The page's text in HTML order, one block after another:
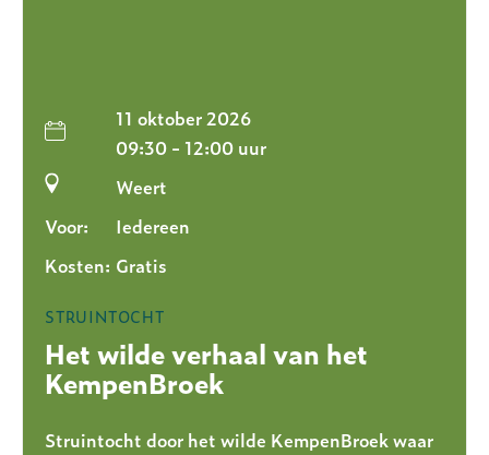
11 oktober 2026
09:30 - 12:00 uur
Weert
Voor:
Iedereen
Kosten: Gratis
STRUINTOCHT
Het wilde verhaal van het
KempenBroek
Struintocht door het wilde KempenBroek waar